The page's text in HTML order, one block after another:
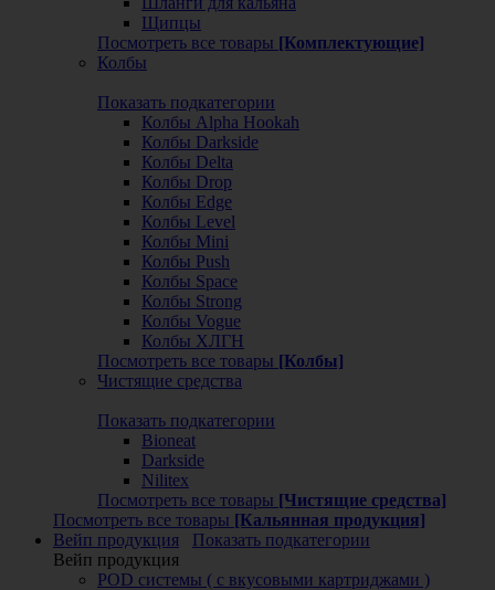
Щипцы
Посмотреть все товары [Комплектующие]
Колбы
Показать подкатегории
Колбы Alpha Hookah
Колбы Darkside
Колбы Delta
Колбы Drop
Колбы Edge
Колбы Level
Колбы Mini
Колбы Push
Колбы Space
Колбы Strong
Колбы Vogue
Колбы ХЛГН
Посмотреть все товары [Колбы]
Чистящие средства
Показать подкатегории
Bioneat
Darkside
Nilitex
Посмотреть все товары [Чистящие средства]
Посмотреть все товары [Кальянная продукция]
Вейп продукция
Показать подкатегории
Вейп продукция
POD системы ( с вкусовыми картриджами )